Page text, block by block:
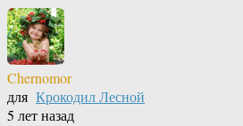
Chernomor
для Крокодил Лесной
5 лет назад